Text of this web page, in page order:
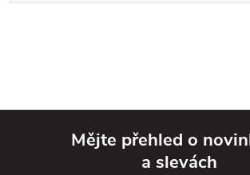
Mějte přehled o
a slevách